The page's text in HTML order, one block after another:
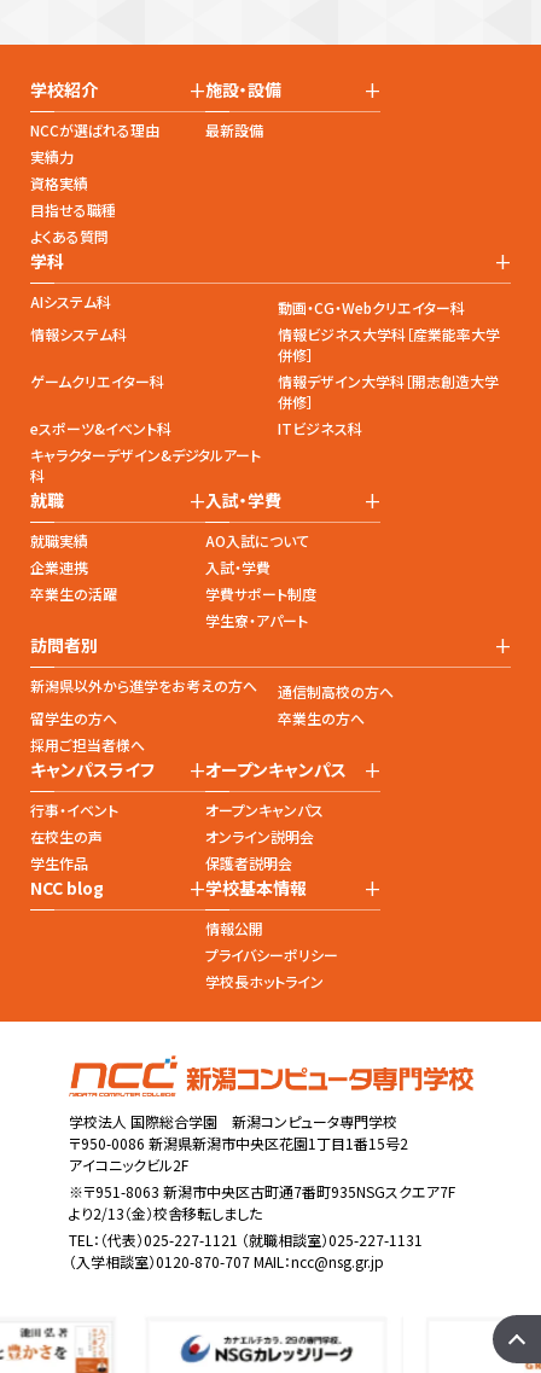
学校紹介 +
NCCが選ばれる理由
実績力
資格実績
目指せる職種
よくある質問
施設・設備 +
最新設備
学科 +
AIシステム科
動画・CG・Webクリエイター科
情報システム科
情報ビジネス大学科［産業能率大学
併修］
ゲームクリエイター科
情報デザイン大学科［開志創造大学
併修］
eスポーツ&イベント科
ITビジネス科
キャラクターデザイン&デジタルアート
科
就職 +
就職実績
企業連携
卒業生の活躍
入試・学費 +
AO入試について
入試・学費
学費サポート制度
学生寮・アパート
訪問者別 +
新潟県以外から進学をお考えの方へ
通信制高校の方へ
留学生の方へ
卒業生の方へ
採用ご担当者様へ
キャンパスライフ +
行事・イベント
在校生の声
学生作品
オープンキャンパス +
オープンキャンパス
オンライン説明会
保護者説明会
NCC blog +学校基本情報 +
情報公開
プライバシーポリシー
学校長ホットライン
学校法人 国際総合学園 新潟コンピュータ専門学校
〒950-0086 新潟県新潟市中央区花園1丁目1番15号2
アイコニックビル2F
※〒951-8063 新潟市中央区古町通7番町935NSGスクエア7F
より2/13（金）校舎移転しました
TEL： （代表）025-227-1121 （就職相談室）025-227-1131
（入学相談室）0120-870-707 MAIL：ncc@nsg.gr.jp